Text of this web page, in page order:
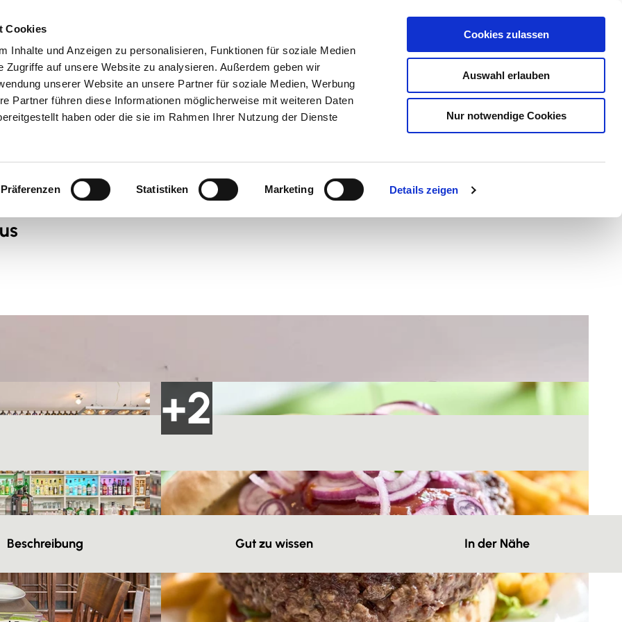
Cookies
Inhalte und Anzeigen zu personalisieren, Funktionen für soziale Medien
Zugriffe auf unsere Website zu analysieren. Außerdem geben wir
unserer Website an unsere Partner für soziale Medien, Werbung
Partner führen diese Informationen möglicherweise mit weiteren Daten
haben oder die sie im Rahmen Ihrer Nutzung der Dienste
Präferenzen Statistiken Marketing Details zeigen
Cookies zulassen
Auswahl erlauben
Nur notwendige Cookies
Genuss Suche Veranstaltungen
Beschreibung Gut zu wissen In der Nähe